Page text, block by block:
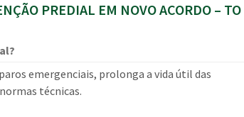
PREDIAL EM NOVO ACORDO – TO
emergenciais, prolonga a vida útil das
técnicas.